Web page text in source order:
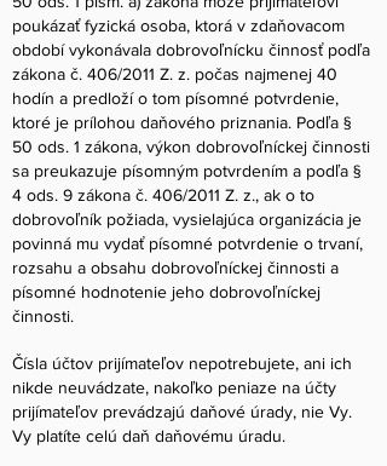
poukázať fyzická osoba, ktorá v zdaňovacom
období vykonávala dobrovoľnícku činnosť podľa
zákona č. 406/2011 Z. z. počas najmenej 40
hodín a predloží o tom písomné potvrdenie,
ktoré je prílohou daňového priznania. Podľa §
50 ods. 1 zákona, výkon dobrovoľníckej činnosti
sa preukazuje písomným potvrdením a podľa §
4 ods. 9 zákona č. 406/2011 Z. z., ak o to
dobrovoľník požiada, vysielajúca organizácia je
povinná mu vydať písomné potvrdenie o trvaní,
rozsahu a obsahu dobrovoľníckej činnosti a
písomné hodnotenie jeho dobrovoľníckej
činnosti.
Čísla účtov prijímateľov nepotrebujete, ani ich
nikde neuvádzate, nakoľko peniaze na účty
prijímateľov prevádzajú daňové úrady, nie Vy.
Vy platíte celú daň daňovému úradu.